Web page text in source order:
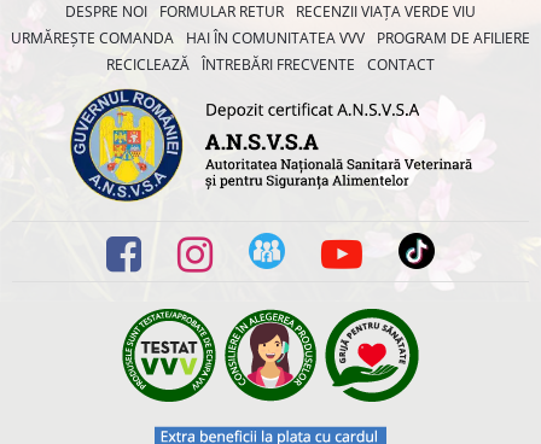
DESPRE NOI FORMULAR RETUR
RECENZII VIAȚA VERDE VIU
URMĂREȘTE COMANDA
HAI ÎN COMUNITATEA VVV
PROGRAM DE AFILIERE
RECICLEAZĂ ÎNTREBĂRI FRECVENTE CONTACT